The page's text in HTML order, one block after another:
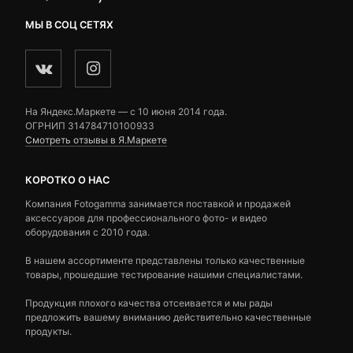
МЫ В СОЦ СЕТЯХ
На Яндекс.Маркете — c 10 июня 2014 года.
ОГРНИП 314784710100933
Смотреть отзывы в Я.Маркете
КОРОТКО О НАС
Компания Fotogamma занимается поставкой и продажей
аксессуаров для профессионального фото- и видео
оборудования с 2010 года.
В нашем ассортименте представлены только качественные
товары, прошедшие тестирование нашими специалистами.
Продукция плохого качества отсеивается и мы рады
предложить вашему вниманию действительно качественные
продукты.